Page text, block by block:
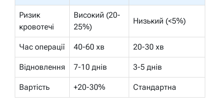
Ризик
кровотечі
Високий (20-
25%)
Низький (<5%)
Час операції 40-60 хв 20-30 хв
Відновлення 7-10 днів 3-5 днів
Вартість +20-30% Стандартна